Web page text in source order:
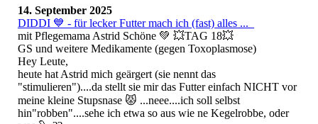
14. September 2025
DIDDI 💙 - für lecker Futter mach ich (fast) alles ...
mit Pflegemama Astrid Schöne 💚 💥TAG 18💥
GS und weitere Medikamente (gegen Toxoplasmose)
Hey Leute,
heute hat Astrid mich geärgert (sie nennt das
"stimulieren")....da stellt sie mir das Futter einfach NICHT vor
meine kleine Stupsnase 😾 ...neee....ich soll selbst
hin"robben"....sehe ich etwa so aus wie ne Kegelrobbe, oder